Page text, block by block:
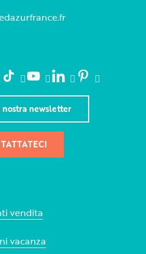
nostra newsletter
vendita
vacanza